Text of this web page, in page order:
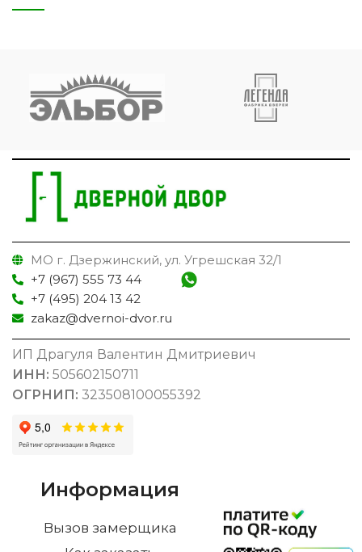
МО г. Дзержинский, ул. Угрешская 32/1
+7 (967) 555 73 44
+7 (495) 204 13 42
zakaz@dvernoi-dvor.ru
ИП Драгуля Валентин Дмитриевич
ИНН: 505602150711
ОГРНИП: 323508100055392
Информация
Вызов замерщика